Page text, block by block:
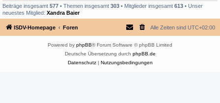
Beiträge insgesamt 577 • Themen insgesamt 303 • Mitglieder insgesamt 613 • Unser
neuestes Mitglied: Xandra Baier
ISDV-Homepage Foren Alle Zeiten sind UTC+02:00
Powered by phpBB® Forum Software © phpBB Limited
Deutsche Übersetzung durch phpBB.de
Datenschutz| Nutzungsbedingungen